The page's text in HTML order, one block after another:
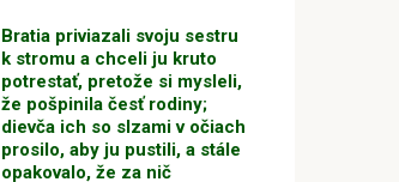
Bratia priviazali svoju sestru
k stromu a chceli ju kruto
potrestať, pretože si mysleli,
že pošpinila česť rodiny;
dievča ich so slzami v očiach
prosilo, aby ju pustili, a stále
opakovalo, že za nič